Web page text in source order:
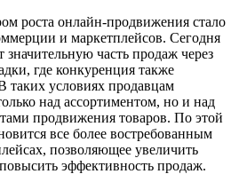
роста онлайн-продвижения стало
и маркетплейсов. Сегодня
часть продаж через
где конкуренция также
таких условиях продавцам
над ассортиментом, но и над
продвижения товаров. По этой
все более востребованным
позволяющее увеличить
эффективность продаж.